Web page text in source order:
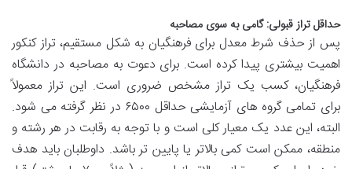
حداقل تراز قبولی: گامی به سوی مصاحبه
پس از حذف شرط معدل برای فرهنگیان به شکل مستقیم، تراز کنکور
اهمیت بیشتری پیدا کرده است. برای دعوت به مصاحبه در دانشگاه
فرهنگیان، کسب یک تراز مشخص ضروری است. این تراز معمولاً
برای تمامی گروه های آزمایشی حداقل ۶۵۰۰ در نظر گرفته می شود.
البته، این عدد یک معیار کلی است و با توجه به رقابت در هر رشته و
منطقه، ممکن است کمی بالاتر یا پایین تر باشد. داوطلبان باید هدف